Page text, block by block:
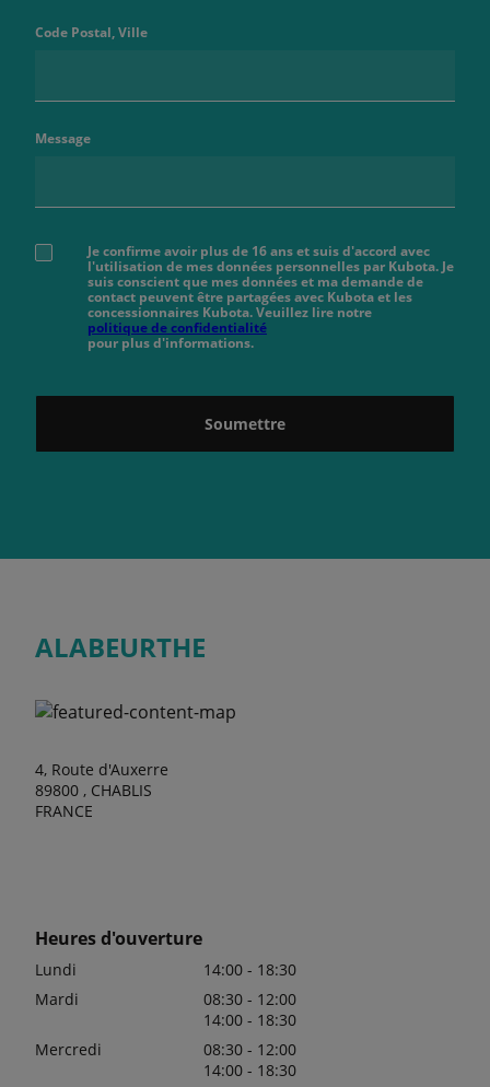
Code Postal, Ville
Message
Je confirme avoir plus de 16 ans et suis d'accord avec
l'utilisation de mes données personnelles par Kubota. Je
suis conscient que mes données et ma demande de
contact peuvent être partagées avec Kubota et les
concessionnaires Kubota. Veuillez lire notre
politique de confidentialité
pour plus d'informations.
Soumettre
ALABEURTHE
4, Route d'Auxerre
89800 , CHABLIS
FRANCE
Heures d'ouverture
Lundi
14:00 - 18:30
Mardi
08:30 - 12:00
14:00 - 18:30
Mercredi
08:30 - 12:00
14:00 - 18:30